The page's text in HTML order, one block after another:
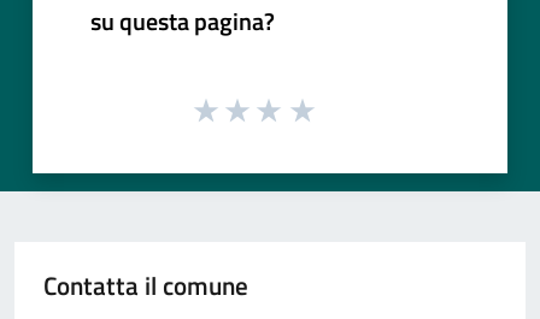
su questa pagina?
Contatta il comune